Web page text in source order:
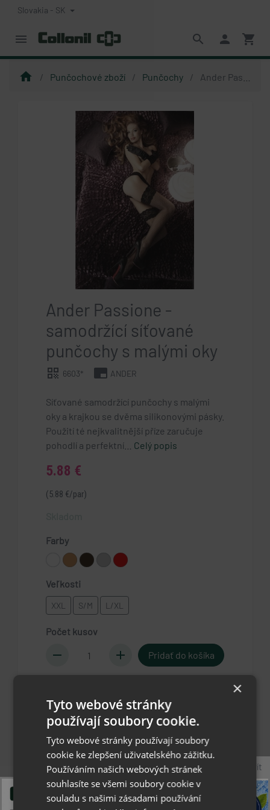
Slovakia - SK
menu search person shopping_cart
home Punčochové zboží Punčochy Ander Passione - samodržící síťované punčochy s malými oky
Ander Passione -
samodržící síťované
punčochy s malými oky
qr_code 6603* branding_watermark ANDER
Síťované samodržící punčochy s malými
oky a krajkou se dvěma silikonovými pásky.
Použití té nejkvalitnější příze zaručuje
pohodlí a perfektní… Celý popis
5.88 €
(5.88 €/par)
Farby
Veľkosti
XXL S/M L/XL
Počet kusov
remove add
odkaz
list Popis list Parametre produktu
Zavřít
×
Tyto webové stránky
používají soubory cookie.
Tyto webové stránky používají soubory
cookie ke zlepšení uživatelského zážitku.
Používáním našich webových stránek
souhlasíte se všemi soubory cookie v
souladu s našimi zásadami používání